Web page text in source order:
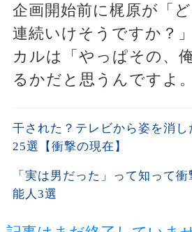
企画開始前に梶原が「
連続いけそうですか？
カルは「やっぱその、
るかだと思うんですよ。
干された？テレビから姿を消し
25選【衝撃の現在】
「実は男だった」って知って
能人3選